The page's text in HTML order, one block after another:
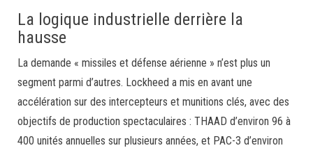
La logique industrielle derrière la
hausse
La demande « missiles et défense aérienne » n’est plus un
segment parmi d’autres. Lockheed a mis en avant une
accélération sur des intercepteurs et munitions clés, avec des
objectifs de production spectaculaires : THAAD d’environ 96 à
400 unités annuelles sur plusieurs années, et PAC-3 d’environ